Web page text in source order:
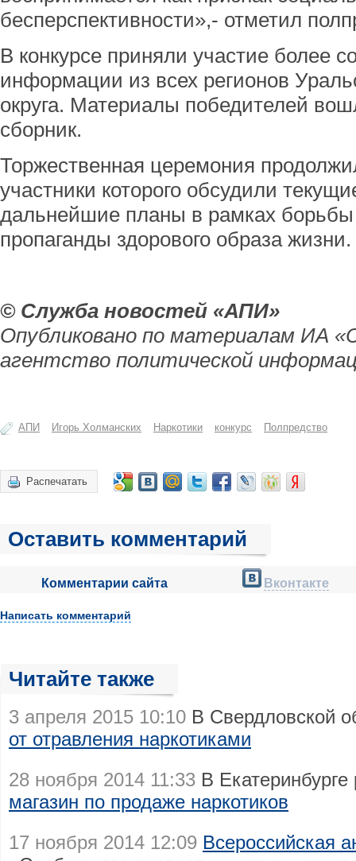
бесперспективности»,- отметил
В конкурсе приняли участие более
информации из всех регионов
округа. Материалы победителей
сборник.
Торжественная церемония
участники которого обсудили
дальнейшие планы в рамках
пропаганды здорового образа жизни.
© Служба новостей «АПИ»
Опубликовано по материалам ИА
агентство политической
АПИ Игорь Холманских Наркотики конкурс Полпредство
Распечатать
Оставить комментарий
Комментарии сайта Вконтакте
Написать комментарий
Читайте также
3 апреля 2015 10:10 В Свердловской
от отравления наркотиками
28 ноября 2014 11:33 В
магазин по продаже наркотиков
17 ноября 2014 12:09 Всероссийская